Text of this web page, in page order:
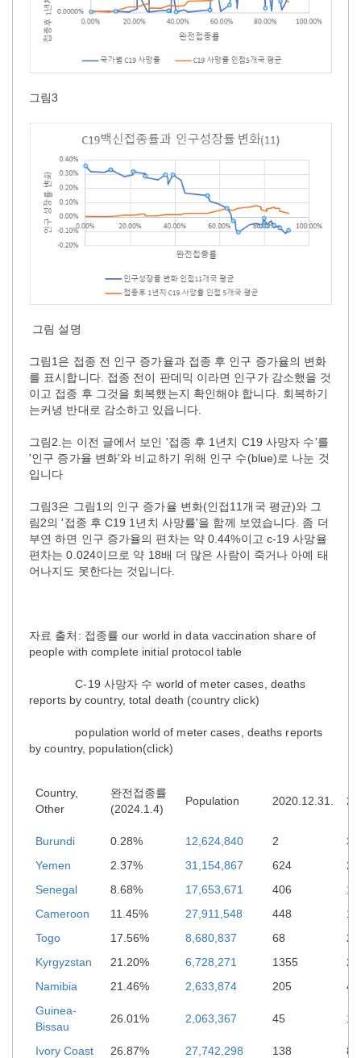
그림3
그림 설명
그림1은 접종 전 인구 증가율과 접종 후 인구 증가율의 변화
를 표시합니다. 접종 전이 판데믹 이라면 인구가 감소했을 것
이고 접종 후 그것을 회복했는지 확인해야 합니다. 회복하기
는커녕 반대로 감소하고 있읍니다.
그림2.는 이전 글에서 보인 '접종 후 1년치 C19 사망자 수'를
'인구 증가율 변화'와 비교하기 위해 인구 수(blue)로 나눈 것
입니다
그림3은 그림1의 인구 증가율 변화(인접11개국 평균)와 그
림2의 '접종 후 C19 1년치 사망률'을 함께 보였습니다. 좀 더
부연 하면 인구 증가율의 편차는 약 0.44%이고 c-19 사망율
편차는 0.024이므로 약 18배 더 많은 사람이 죽거나 아예 태
어나지도 못한다는 것입니다.
자료 출처: 접종률 our world in data vaccination share of
people with complete initial protocol table
C-19 사망자 수 world of meter cases, deaths
reports by country, total death (country click)
population world of meter cases, deaths reports
by country, population(click)
Country,
Other
완전접종률
(2024.1.4)
Population 2020.12.31.
Burundi 0.28% 12,624,840 2
38
Yemen
2.37% 31,154,867 624
Senegal
8.68% 17,653,671 406
Cameroon
11.45% 27,911,548 448
Togo
17.56% 8,680,837 68
Kyrgyzstan
21.20% 6,728,271 1355
Namibia
21.46% 2,633,874 205
Guinea-
Bissau
26.01% 2,063,367 45
Ivory Coast 26.87% 27,742,298 138